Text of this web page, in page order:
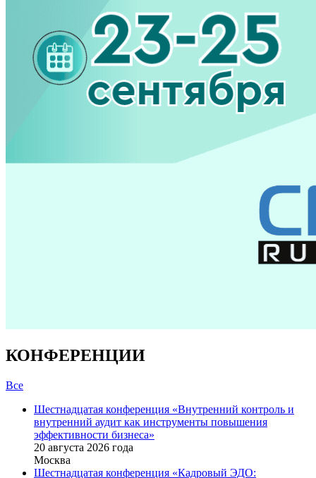
КОНФЕРЕНЦИИ
Все
Шестнадцатая конференция «Внутренний контроль и
внутренний аудит как инструменты повышения
эффективности бизнеса»
20 августа 2026 года
Москва
Шестнадцатая конференция «Кадровый ЭДО: